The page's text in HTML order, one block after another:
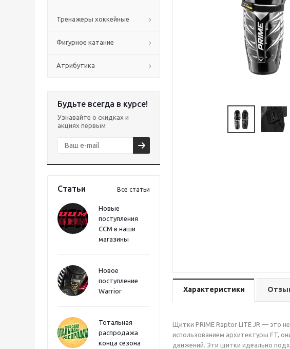
Тренажеры хоккейные
Фигурное катание
Атрибутика
Будьте всегда в курсе!
Узнавайте о скидках и
акциях первым
Статьи Все статьи
Новые
поступления
CCM в наши
магазины
Новое
поступление
Warrior
Тотальная
распродажа
конца сезона
Характеристики
Щитки PRIME Raptor LITE JR — это
использованием архитектуры FT,
движений. Эти щитки идеально